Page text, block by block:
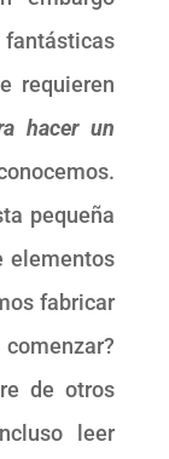
requieren
hacer un
pequeña
elementos
fabricar
de otros
leer